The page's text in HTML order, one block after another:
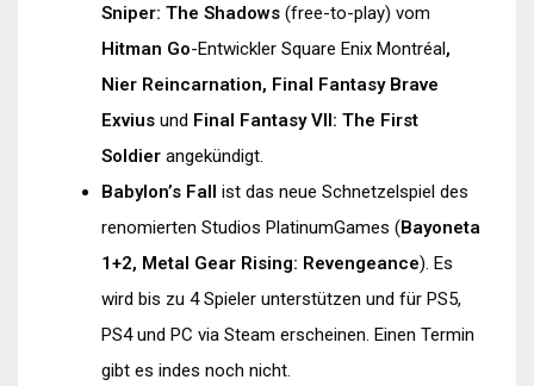
Sniper: The Shadows (free-to-play) vom
Hitman Go-Entwickler Square Enix Montréal,
Nier Reincarnation, Final Fantasy Brave
Exvius und Final Fantasy VII: The First
Soldier angekündigt.
Babylon’s Fall ist das neue Schnetzelspiel des
renomierten Studios PlatinumGames (Bayoneta
1+2, Metal Gear Rising: Revengeance). Es
wird bis zu 4 Spieler unterstützen und für PS5,
PS4 und PC via Steam erscheinen. Einen Termin
gibt es indes noch nicht.